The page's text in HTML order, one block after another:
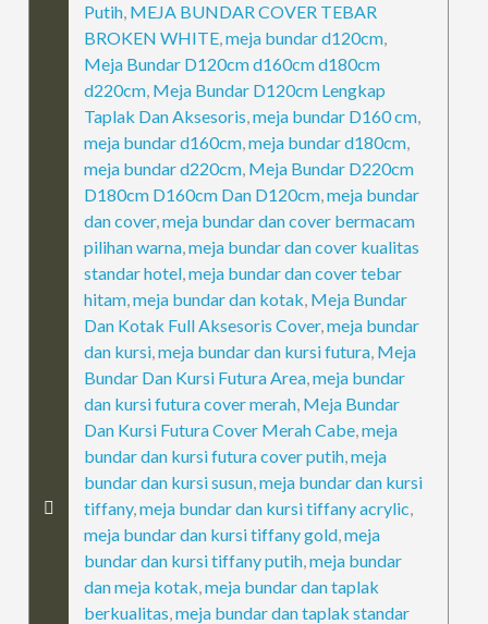
Putih, MEJA BUNDAR COVER TEBAR
BROKEN WHITE,meja bundar d120cm,
Meja Bundar D120cm d160cm d180cm
d220cm, Meja Bundar D120cm Lengkap
Taplak Dan Aksesoris,meja bundar D160 cm,
meja bundar d160cm,meja bundar d180cm,
meja bundar d220cm, Meja Bundar D220cm
D180cm D160cm Dan D120cm,meja bundar
dan cover,meja bundar dan cover bermacam
pilihan warna,meja bundar dan cover kualitas
standar hotel,meja bundar dan cover tebar
hitam,meja bundar dan kotak, Meja Bundar
Dan Kotak Full Aksesoris Cover,meja bundar
dan kursi,meja bundar dan kursi futura, Meja
Bundar Dan Kursi Futura Area,meja bundar
dan kursi futura cover merah, Meja Bundar
Dan Kursi Futura Cover Merah Cabe,meja
bundar dan kursi futura cover putih,meja
bundar dan kursi susun,meja bundar dan kursi
tiffany,meja bundar dan kursi tiffany acrylic,
meja bundar dan kursi tiffany gold,meja
bundar dan kursi tiffany putih,meja bundar
dan meja kotak,meja bundar dan taplak
berkualitas,meja bundar dan taplak standar